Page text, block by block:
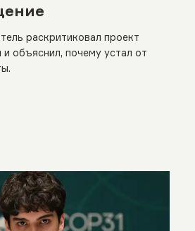
раскритиковал проект
объяснил, почему устал от